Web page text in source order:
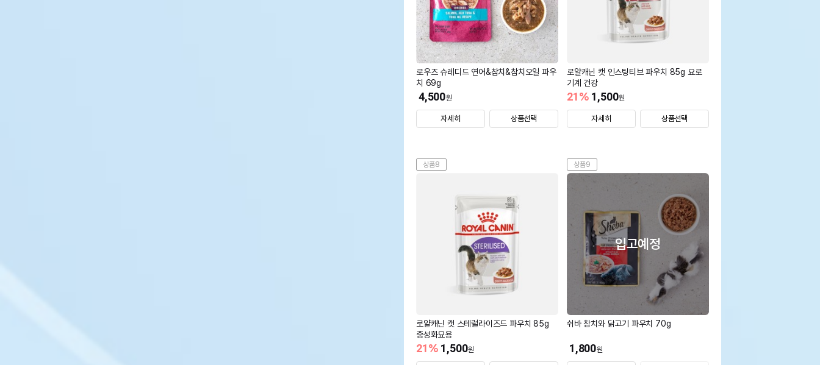
로우즈 슈레디드 연어&참치&참치오일 파우
치 69g
4,500원
자세히 상품선택
로얄캐닌 캣 인스팅티브 파우치 85g 요로
기계 건강
1,500원
21%
자세히 상품선택
상품8
로얄캐닌 캣 스테럴라이즈드 파우치 85g
중성화묘용
1,500원
21%
상품9
입고예정
쉬바 참치와 닭고기 파우치 70g
1,800원